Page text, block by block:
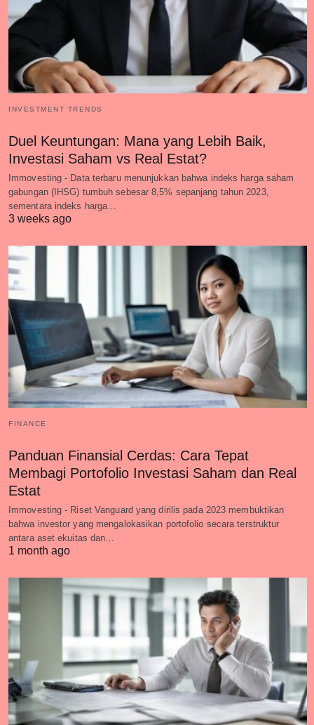
INVESTMENT TRENDS
Duel Keuntungan: Mana yang Lebih Baik,
Investasi Saham vs Real Estat?
Immovesting - Data terbaru menunjukkan bahwa indeks harga saham
gabungan (IHSG) tumbuh sebesar 8,5% sepanjang tahun 2023,
sementara indeks harga…
3 weeks ago
FINANCE
Panduan Finansial Cerdas: Cara Tepat
Membagi Portofolio Investasi Saham dan Real
Estat
Immovesting - Riset Vanguard yang dirilis pada 2023 membuktikan
bahwa investor yang mengalokasikan portofolio secara terstruktur
antara aset ekuitas dan…
1 month ago